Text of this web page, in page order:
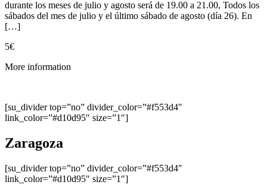
durante los meses de julio y agosto será de 19.00 a 21.00, Todos los
sábados del mes de julio y el último sábado de agosto (día 26). En
[…]
5€
More information
[su_divider top=”no” divider_color=”#f553d4″
link_color=”#d10d95″ size=”1″]
Zaragoza
[su_divider top=”no” divider_color=”#f553d4″
link_color=”#d10d95″ size=”1″]